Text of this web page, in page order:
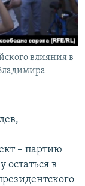
влияния в
– партию
остаться в